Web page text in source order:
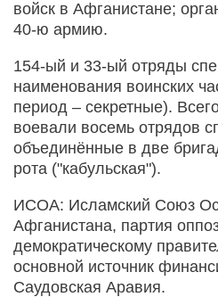
войск в Афганистане;
40-ю армию.
154-ый и 33-ый отряды
наименования воинских
период – секретные).
воевали восемь отрядов
объединённые в две
рота ("кабульская").
ИСОА: Исламский Союз
Афганистана, партия
демократическому
основной источник
Саудовская Аравия.